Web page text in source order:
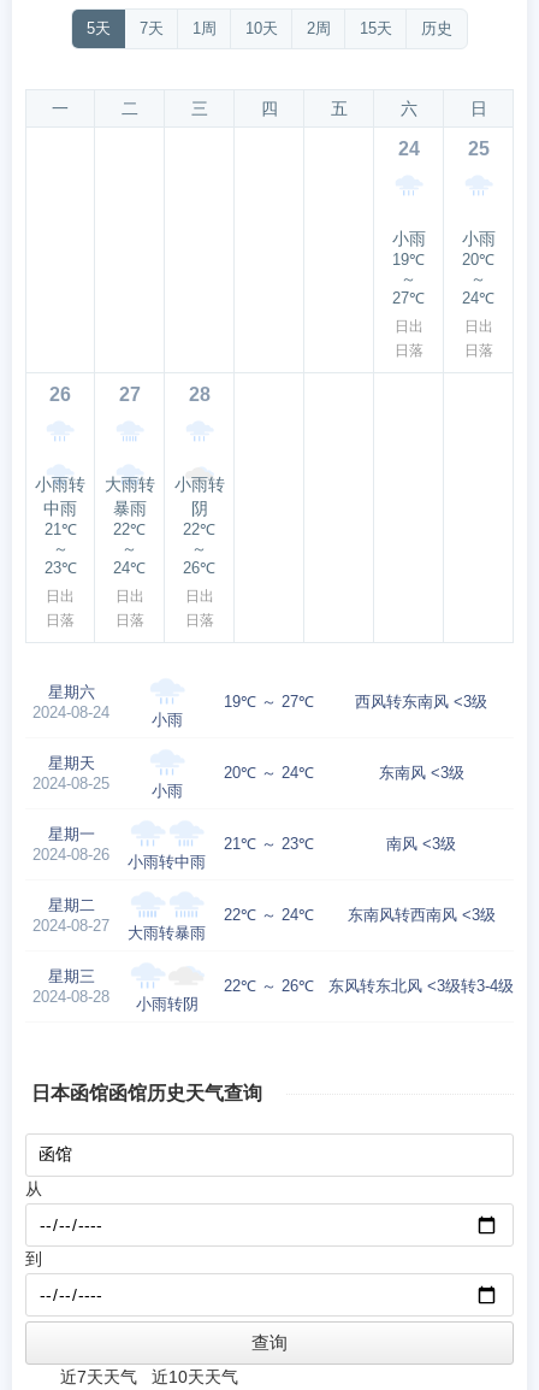
5天 7天 1周 10天 2周 15天 历史
一 二 三 四 五 六 日
24
小雨
19℃
～
27℃
日出
日落
25
小雨
20℃
～
24℃
日出
日落
26
小雨转
中雨
21℃
～
23℃
日出
日落
27
大雨转
暴雨
22℃
～
24℃
日出
日落
28
小雨转
阴
22℃
～
26℃
日出
日落
星期六
2024-08-24
小雨
19℃ ～ 27℃ 西风转东南风 <3级
星期天
2024-08-25
小雨
20℃ ～ 24℃ 东南风 <3级
星期一
2024-08-26
小雨转中雨
21℃ ～ 23℃ 南风 <3级
星期二
2024-08-27
大雨转暴雨
22℃ ～ 24℃ 东南风转西南风 <3级
星期三
2024-08-28
小雨转阴
22℃ ～ 26℃ 东风转东北风 <3级转3-4级
日本函馆函馆历史天气查询
从
到
近7天天气 近10天天气